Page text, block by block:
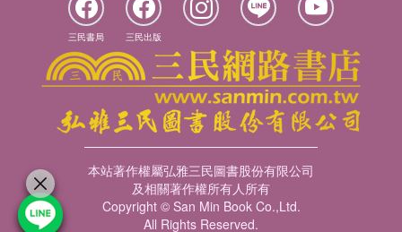
十者、神鬼助持。 十一者、女轉男身。 十二者、為王臣女。
十三者、端正相好。 十四者、多生天上。 十五者、或為帝王。
十六者、宿智命通。 十七者、有求皆從。 十八者、眷屬歡樂。
十九者、諸橫消滅。 二十者、業道永除。 廿一者、去處盡通。
廿二者、夜夢安樂。 廿三者、先亡離苦。 廿四者、宿福受生。
三民書局 三民出版
本站著作權屬弘雅三民圖書股份有限公司
及相關著作權所有人所有
Copyright © San Min Book Co.,Ltd.
All Rights Reserved.